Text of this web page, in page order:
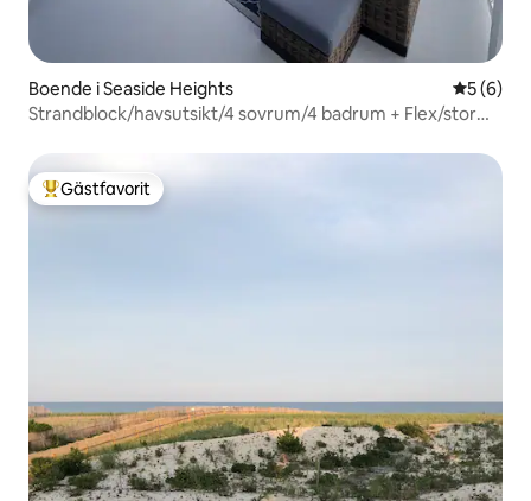
Boende i Seaside Heights 5 av 5 i
5 (6)
Strandblock/havsutsikt/4 sovrum/4 badrum + Flex/stor
Populär gästfavorit
Gästfavorit